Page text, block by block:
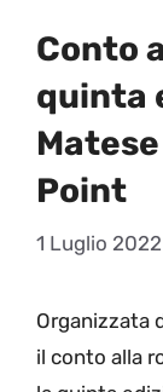
Conto
quinta
Point
1 Luglio 2022
Organizzata
il conto alla